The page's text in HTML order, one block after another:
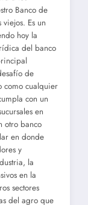
Banco de
Es un
hoy la
del banco
de
como cualquier
con un
en
otro banco
en donde
y
la
en la
sectores
del agro que